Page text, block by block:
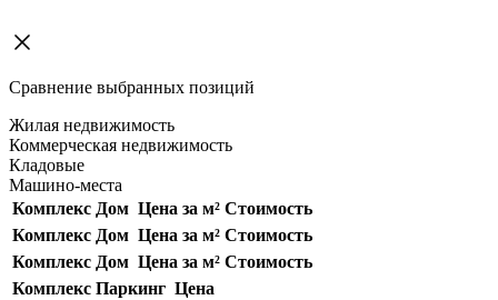
Сравнение выбранных позиций
Жилая недвижимость
Коммерческая недвижимость
Кладовые
Машино-места
Комплекс Дом Цена за м² Стоимость
Комплекс Дом Цена за м² Стоимость
Комплекс Дом Цена за м² Стоимость
Комплекс Паркинг Цена